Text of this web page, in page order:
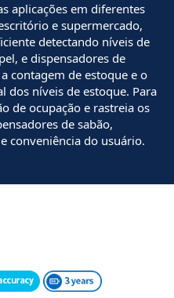
aplicações em diferentes
e supermercado,
detectando níveis de
e dispensadores de
contagem de estoque e o
níveis de estoque. Para
de ocupação e rastreia os
de sabão,
conveniência do usuário.